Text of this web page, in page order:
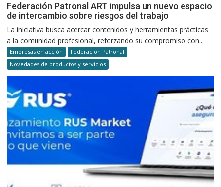
Federación Patronal ART impulsa un nuevo espacio
de intercambio sobre riesgos del trabajo
La iniciativa busca acercar contenidos y herramientas prácticas
a la comunidad profesional, reforzando su compromiso con...
Empresas en acción
Federacion Patronal
Novedades de productos y servicios